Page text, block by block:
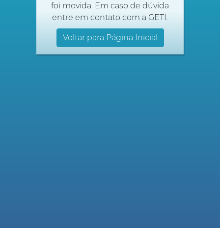
foi movida. Em caso de dúvida
entre em contato com a GETI.
Voltar para Página Inicial